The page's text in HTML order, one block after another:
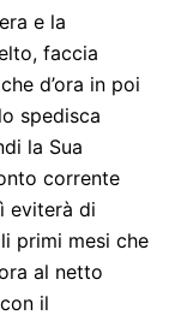
e la
faccia
d’ora in poi
spedisca
la Sua
corrente
eviterà di
primi mesi che
al netto
il